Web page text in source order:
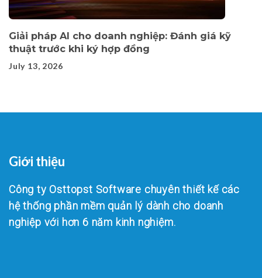
Giải pháp AI cho doanh nghiệp: Đánh giá kỹ
thuật trước khi ký hợp đồng
July 13, 2026
Giới thiệu
Công ty Osttopst Software chuyên thiết kế các
hệ thống phần mềm quản lý dành cho doanh
nghiệp với hơn 6 năm kinh nghiệm.